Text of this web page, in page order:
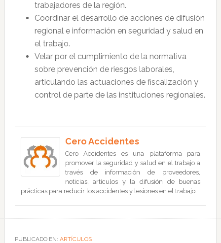
trabajadores de la región.
Coordinar el desarrollo de acciones de difusión
regional e información en seguridad y salud en
el trabajo.
Velar por el cumplimiento de la normativa
sobre prevención de riesgos laborales,
articulando las actuaciones de fiscalización y
control de parte de las instituciones regionales.
Cero Accidentes
Cero Accidentes es una plataforma para
promover la seguridad y salud en el trabajo a
través de información de proveedores,
noticias, artículos y la difusión de buenas
prácticas para reducir los accidentes y lesiones en el trabajo.
PUBLICADO EN: ARTÍCULOS